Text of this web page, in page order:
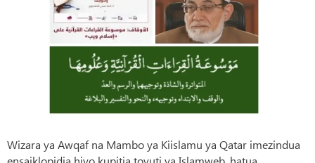
Wizara ya Awqaf na Mambo ya Kiislamu ya Qatar imezindua